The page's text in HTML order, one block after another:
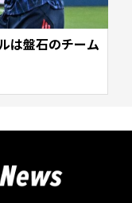
は盤石のチーム